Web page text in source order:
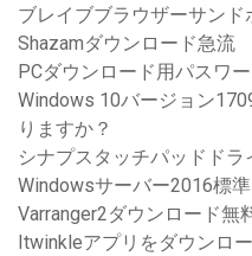
ブレイブブラウザーサン
Shazamダウンロード急流
PCダウンロード用パスワ
Windows 10バージョン
りますか？
シナプスタッチパッドド
Windowsサーバー2016標
Varranger2ダウンロード無
Itwinkleアプリをダウンロ